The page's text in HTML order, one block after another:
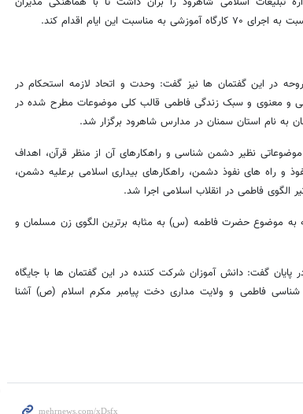
این ایام اقدام کند.
در این گفتمان ها نیز گفت: وحدت و اتحاد لازمه استحکام در
و معنوی و سبک زندگی فاطمی قالب کلی موضوعات مطرح شده در
به نام استان سمنان در مدارس شاهرود برگزار شد.
موضوعاتی نظیر دشمن شناسی و راهکارهای آن از منظر قرآن، اهداف
و راه های نفوذ دشمن، راهکارهای بیداری اسلامی برعلیه دشمن،
الگوی فاطمی در انقلاب اسلامی اجرا شد.
به موضوع حضرت فاطمه (س) به مثابه برترین الگوی زن مسلمان و
پایان گفت: دانش آموزان شرکت کننده در این گفتمان ها با جایگاه
فاطمی و ولایت مداری دخت پیامبر مکرم اسلام (ص) آشنا